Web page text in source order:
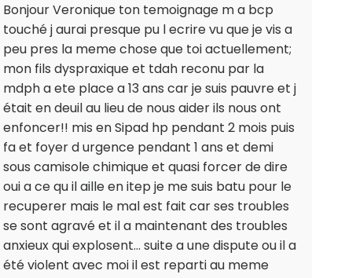
Bonjour Veronique ton temoignage m a bcp
touché j aurai presque pu l ecrire vu que je vis a
peu pres la meme chose que toi actuellement;
mon fils dyspraxique et tdah reconu par la
mdph a ete place a 13 ans car je suis pauvre et j
était en deuil au lieu de nous aider ils nous ont
enfoncer!! mis en Sipad hp pendant 2 mois puis
fa et foyer d urgence pendant 1 ans et demi
sous camisole chimique et quasi forcer de dire
oui a ce qu il aille en itep je me suis batu pour le
recuperer mais le mal est fait car ses troubles
se sont agravé et il a maintenant des troubles
anxieux qui explosent... suite a une dispute ou il a
été violent avec moi il est reparti au meme